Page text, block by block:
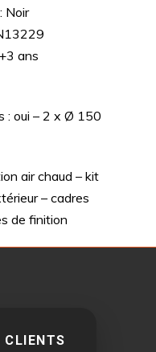
Noir
ans
: oui – 2 x Ø 150
air chaud – kit
– cadres
de finition
CLIENTS